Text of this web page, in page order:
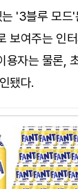
'3블루 모드'
보여주는 인
자는 물론,
됐다.